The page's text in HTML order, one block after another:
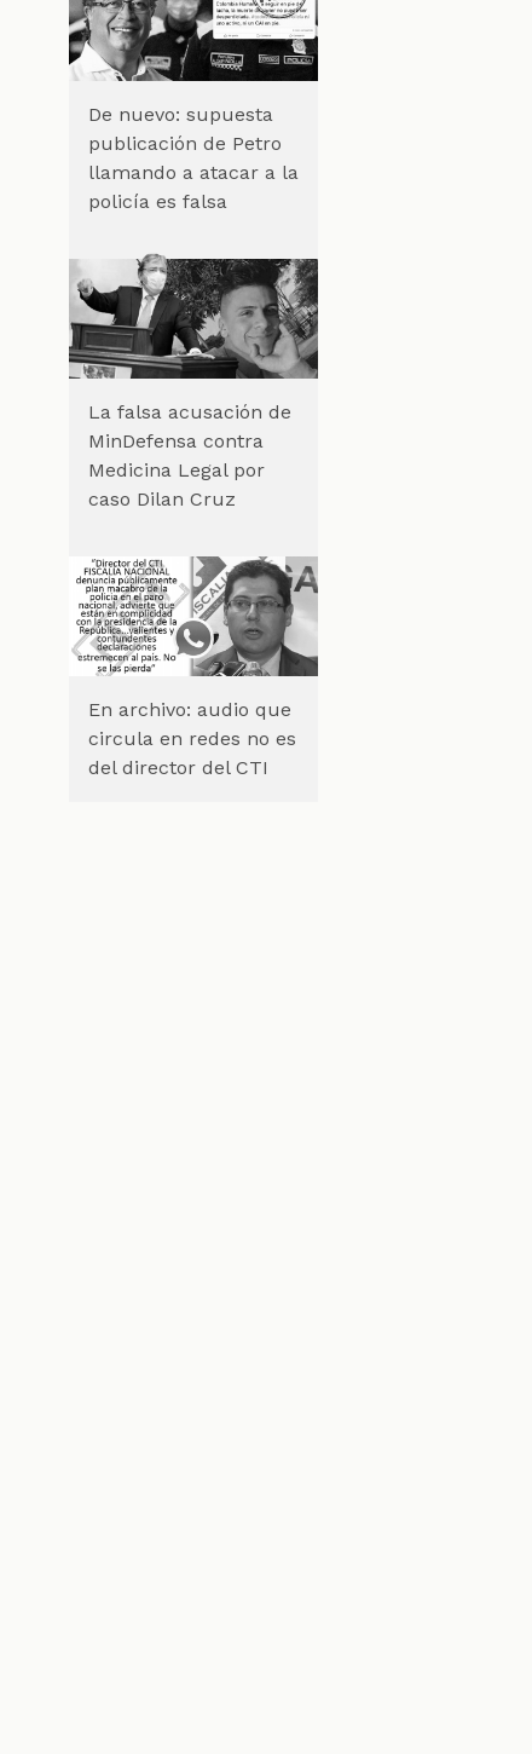
De nuevo: supuesta
publicación de Petro
llamando a atacar a la
policía es falsa
La falsa acusación de
MinDefensa contra
Medicina Legal por
caso Dilan Cruz
En archivo: audio que
circula en redes no es
del director del CTI